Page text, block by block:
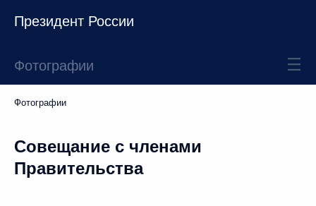
Президент России
Фотографии
Фотографии
Совещание с членами
Правительства